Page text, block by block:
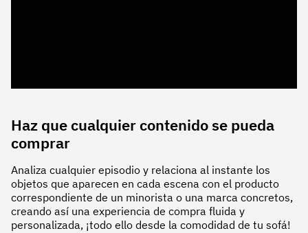
Haz que cualquier contenido se pueda
comprar
Analiza cualquier episodio y relaciona al instante los
objetos que aparecen en cada escena con el producto
correspondiente de un minorista o una marca concretos,
creando así una experiencia de compra fluida y
personalizada, ¡todo ello desde la comodidad de tu sofá!